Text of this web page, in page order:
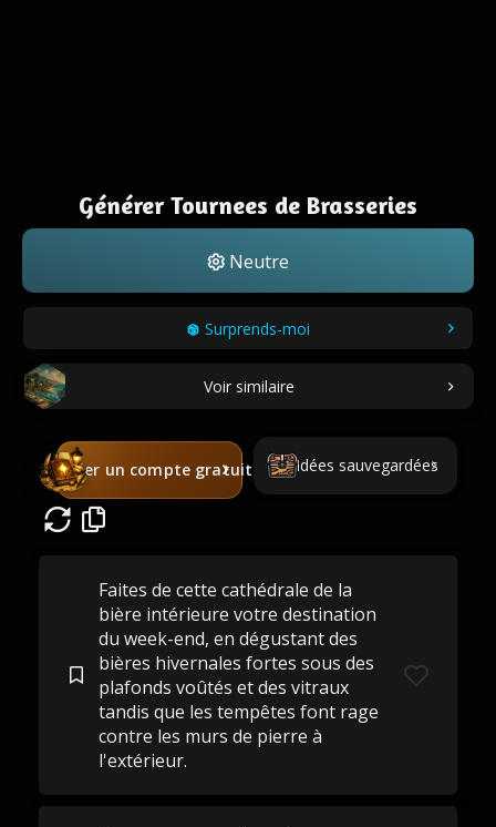
Générer Tournees de Brasseries
Neutre
Surprends-moi
Voir similaire
Créer un compte gratuit Idées sauvegardées
Faites de cette cathédrale de la
bière intérieure votre destination
du week-end, en dégustant des
bières hivernales fortes sous des
plafonds voûtés et des vitraux
tandis que les tempêtes font rage
contre les murs de pierre à
l'extérieur.